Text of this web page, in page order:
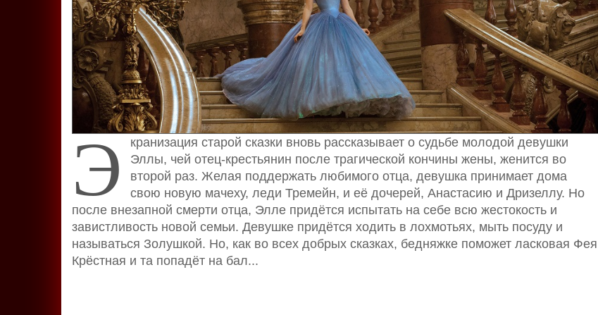
Э
кранизация старой сказки вновь рассказывает о судьбе молодой девушки
Эллы, чей отец-крестьянин после трагической кончины жены, женится во
второй раз. Желая поддержать любимого отца, девушка принимает дома
свою новую мачеху, леди Тремейн, и её дочерей, Анастасию и Дризеллу. Но
после внезапной смерти отца, Элле придётся испытать на себе всю жестокость и
завистливость новой семьи. Девушке придётся ходить в лохмотьях, мыть посуду и
называться Золушкой. Но, как во всех добрых сказках, бедняжке поможет ласковая Фея
Крёстная и та попадёт на бал...